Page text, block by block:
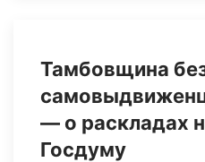
Тамбовщина
— о раскладах
Госдуму